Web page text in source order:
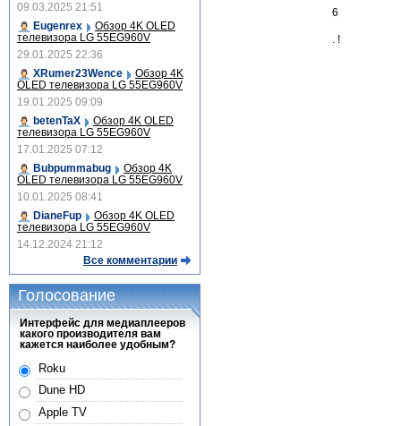
6
. !
09.03.2025 21:51
Eugenrex
Обзор 4K OLED
телевизора LG 55EG960V
29.01.2025 22:36
XRumer23Wence
Обзор 4K
OLED телевизора LG 55EG960V
19.01.2025 09:09
betenTaX
Обзор 4K OLED
телевизора LG 55EG960V
17.01.2025 07:12
Bubpummabug
Обзор 4K
OLED телевизора LG 55EG960V
10.01.2025 08:41
DianeFup
Обзор 4K OLED
телевизора LG 55EG960V
14.12.2024 21:12
Все комментарии
Голосование
Интерфейс для медиаплееров
какого производителя вам
кажется наиболее удобным?
Roku
Dune HD
Apple TV